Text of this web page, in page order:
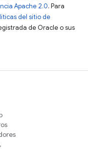
Apache 2.0. Para
del sitio de
de Oracle o sus